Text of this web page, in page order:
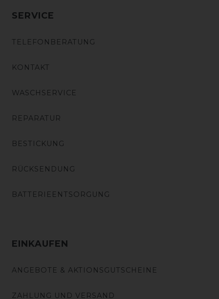
SERVICE
TELEFONBERATUNG
KONTAKT
WASCHSERVICE
REPARATUR
BESTICKUNG
RÜCKSENDUNG
BATTERIEENTSORGUNG
EINKAUFEN
ANGEBOTE & AKTIONSGUTSCHEINE
ZAHLUNG UND VERSAND